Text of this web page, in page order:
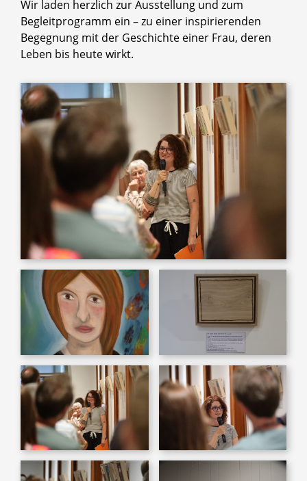
Wir laden herzlich zur Ausstellung und zum
Begleitprogramm ein – zu einer inspirierenden
Begegnung mit der Geschichte einer Frau, deren
Leben bis heute wirkt.